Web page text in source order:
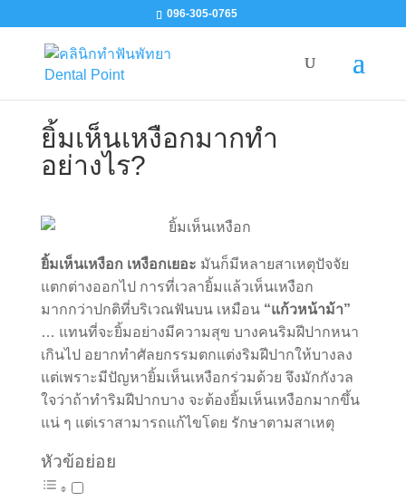
096-305-0765
ยิ้มเห็นเหงือกมากทำ
อย่างไร?
ยิ้มเห็นเหงือก เหงือกเยอะ มันก็มีหลายสาเหตุปัจจัย
แตกต่างออกไป การที่เวลายิ้มแล้วเห็นเหงือก
มากกว่าปกติที่บริเวณฟันบน เหมือน “แก้วหน้าม้า”
… แทนที่จะยิ้มอย่างมีความสุข บางคนริมฝีปากหนา
เกินไป อยากทำศัลยกรรมตกแต่งริมฝีปากให้บางลง
แต่เพราะมีปัญหายิ้มเห็นเหงือกร่วมด้วย จึงมักกังวล
ใจว่าถ้าทำริมฝีปากบาง จะต้องยิ้มเห็นเหงือกมากขึ้น
แน่ ๆ แต่เราสามารถแก้ไขโดย รักษาตามสาเหตุ
หัวข้อย่อย